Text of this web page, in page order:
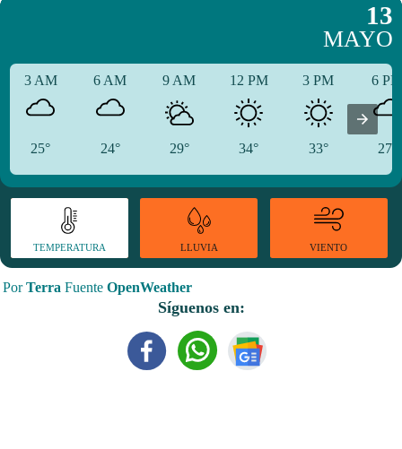
13
MAYO
3 AM
25°
6 AM
24°
9 AM
29°
12 PM
34°
3 PM
33°
6
27°
TEMPERATURA LLUVIA VIENTO
PorTerra Fuente OpenWeather
Síguenos en: